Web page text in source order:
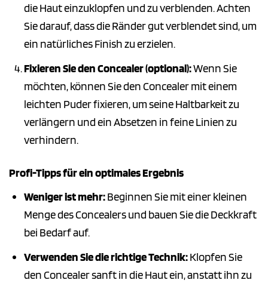
die Haut einzuklopfen und zu verblenden. Achten
Sie darauf, dass die Ränder gut verblendet sind, um
ein natürliches Finish zu erzielen.
Fixieren Sie den Concealer (optional):Wenn Sie
möchten, können Sie den Concealer mit einem
leichten Puder fixieren, um seine Haltbarkeit zu
verlängern und ein Absetzen in feine Linien zu
verhindern.
Profi-Tipps für ein optimales Ergebnis
Weniger ist mehr:Beginnen Sie mit einer kleinen
Menge des Concealers und bauen Sie die Deckkraft
bei Bedarf auf.
Verwenden Sie die richtige Technik:Klopfen Sie
den Concealer sanft in die Haut ein, anstatt ihn zu